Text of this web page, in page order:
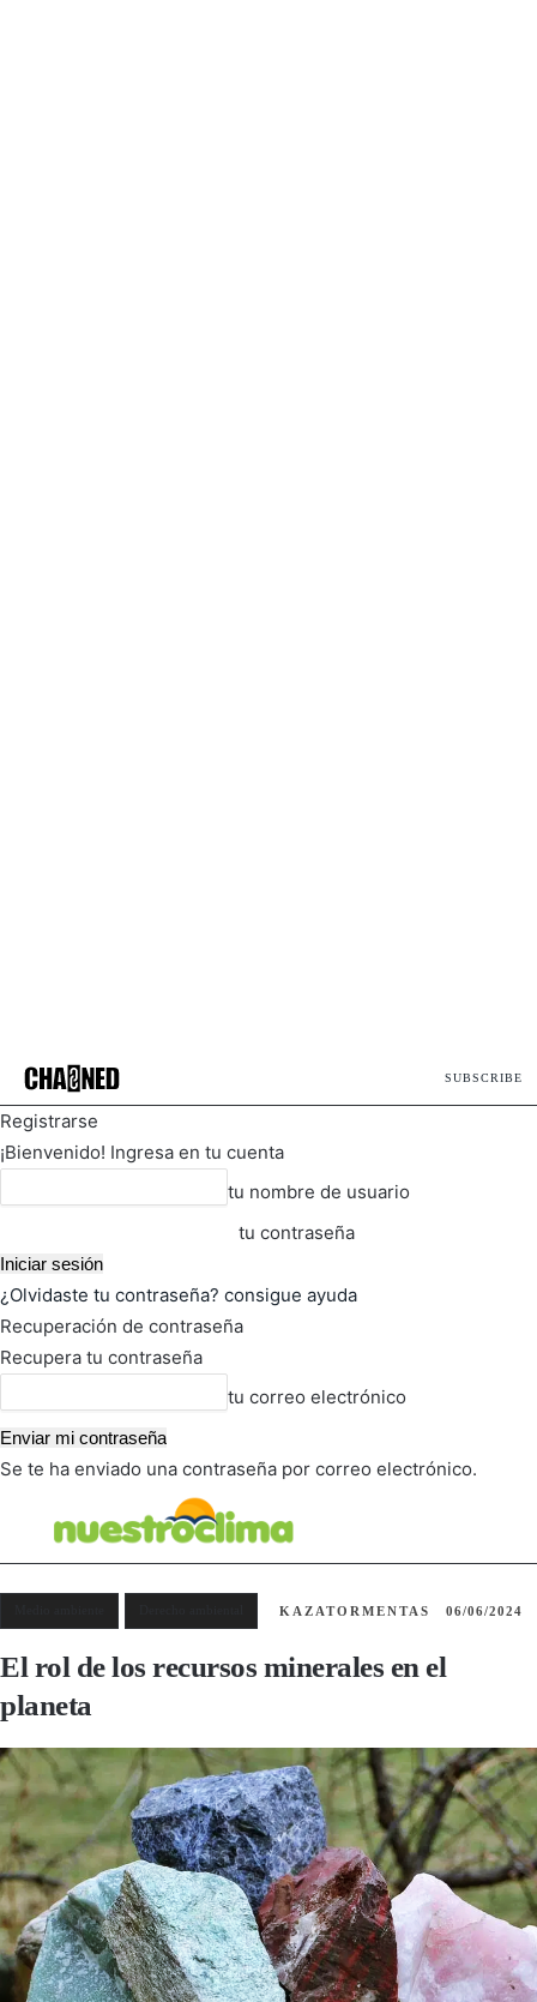
SUBSCRIBE
Registrarse
¡Bienvenido! Ingresa en tu cuenta
tu nombre de usuario
tu contraseña
¿Olvidaste tu contraseña? consigue ayuda
Recuperación de contraseña
Recupera tu contraseña
tu correo electrónico
Se te ha enviado una contraseña por correo electrónico.
KAZATORMENTAS 06/06/2024
El rol de los recursos minerales en el
planeta